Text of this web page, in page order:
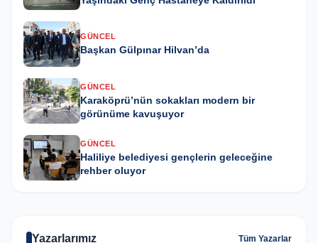
GÜNCEL
Başkan Gülpınar Hilvan’da
GÜNCEL
Karaköprü’nün sokakları modern bir
görünüme kavuşuyor
GÜNCEL
Haliliye belediyesi gençlerin geleceğine
rehber oluyor
Yazarlarımız Tüm Yazarlar